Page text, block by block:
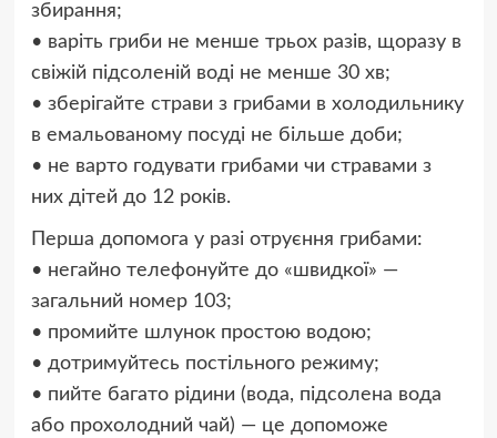
збирання;
• варіть гриби не менше трьох разів, щоразу в
свіжій підсоленій воді не менше 30 хв;
• зберігайте страви з грибами в холодильнику
в емальованому посуді не більше доби;
• не варто годувати грибами чи стравами з
них дітей до 12 років.
Перша допомога у разі отруєння грибами:
• негайно телефонуйте до «швидкої» —
загальний номер 103;
• промийте шлунок простою водою;
• дотримуйтесь постільного режиму;
• пийте багато рідини (вода, підсолена вода
або прохолодний чай) — це допоможе